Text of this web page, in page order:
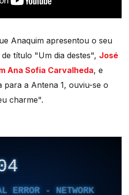
Anaquim apresentou o seu
título "Um dia destes", José
Ana Sofia Carvalheda, e
para a Antena 1, ouviu-se o
charme".